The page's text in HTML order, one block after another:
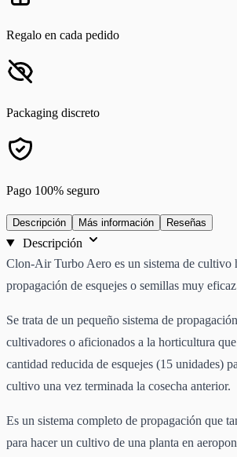
Regalo en cada pedido
Packaging discreto
Pago 100% seguro
Descripción Más información Reseñas
Descripción
Clon-Air Turbo Aero es un sistema de cultivo
propagación de esquejes o semillas muy
Se trata de un pequeño sistema de
cultivadores o aficionados a la horticultura
cantidad reducida de esquejes (15 unidades)
cultivo una vez terminada la cosecha anterior.
Es un sistema completo de propagación que
para hacer un cultivo de una planta en